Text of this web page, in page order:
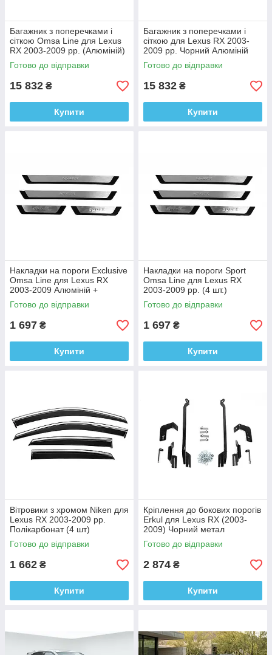
Багажник з поперечками і
сіткою Omsa Line для Lexus
RX 2003-2009 рр. (Алюміній)
Готово до відправки
15 832 ₴
Купити
Багажник з поперечками і
сіткою для Lexus RX 2003-
2009 рр. Чорний Алюміній
Готово до відправки
15 832 ₴
Купити
Накладки на пороги Exclusive
Omsa Line для Lexus RX
2003-2009 Алюміній +
пластик (4 шт.)
Готово до відправки
1 697 ₴
Купити
Накладки на пороги Sport
Omsa Line для Lexus RX
2003-2009 рр. (4 шт.)
Готово до відправки
1 697 ₴
Купити
Вітровики з хромом Niken для
Lexus RX 2003-2009 рр.
Полікарбонат (4 шт)
Готово до відправки
1 662 ₴
Купити
Кріплення до бокових порогів
Erkul для Lexus RX (2003-
2009) Чорний метал
Готово до відправки
2 874 ₴
Купити